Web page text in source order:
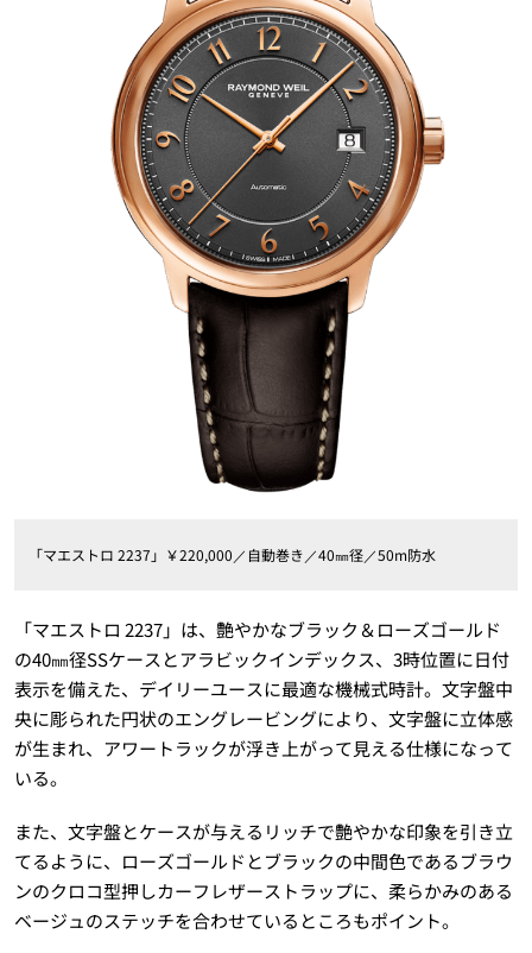
「マエストロ 2237」￥220,000／自動巻き／40㎜径／50m防水
「マエストロ 2237」は、艶やかなブラック＆ローズゴールド
の40㎜径SSケースとアラビックインデックス、3時位置に日付
表示を備えた、デイリーユースに最適な機械式時計。文字盤中
央に彫られた円状のエングレービングにより、文字盤に立体感
が生まれ、アワートラックが浮き上がって見える仕様になって
いる。
また、文字盤とケースが与えるリッチで艶やかな印象を引き立
てるように、ローズゴールドとブラックの中間色であるブラウ
ンのクロコ型押しカーフレザーストラップに、柔らかみのある
ベージュのステッチを合わせているところもポイント。